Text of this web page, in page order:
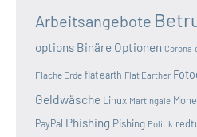
Arbeitsangebote
options Binäre Optionen Corona
Flache Erde flat earth Flat Earther
Geldwäsche Linux Martingale
PayPal Phishing Pishing Politik